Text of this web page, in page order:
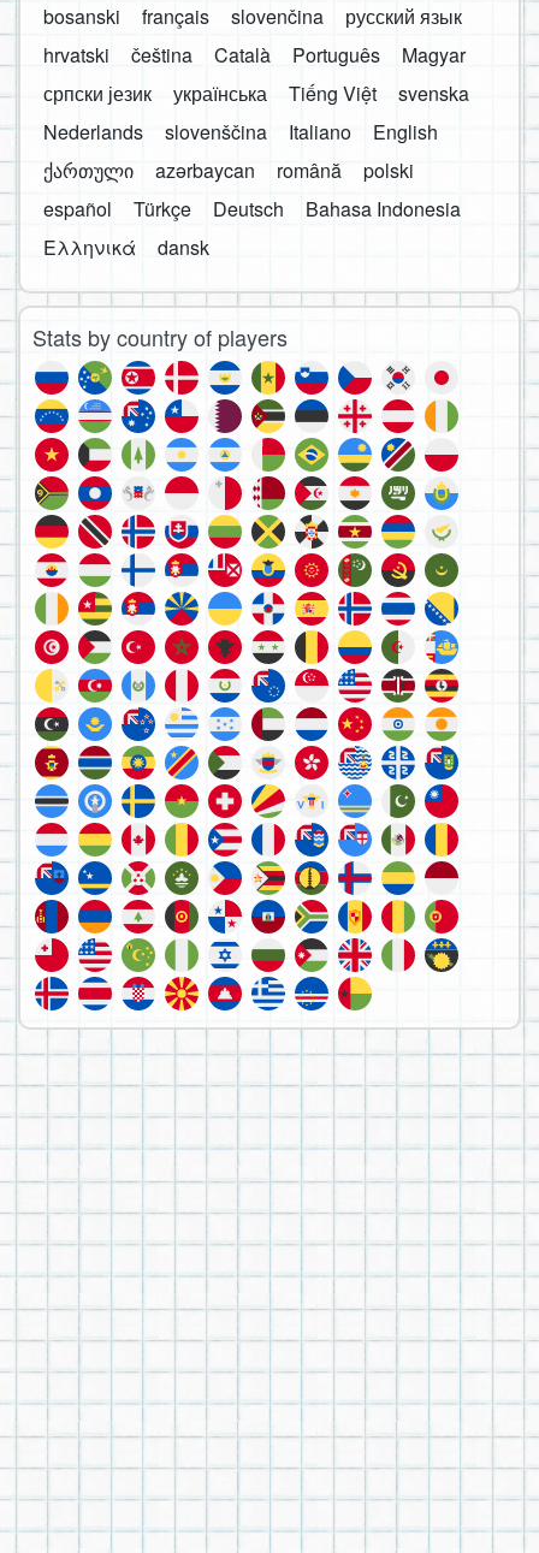
bosanski français slovenčina
русский язык
hrvatski
čeština Català Português
Magyar
српски језик
українська Tiếng Việt
svenska
Nederlands
slovenščina Italiano
English
ქართული
azərbaycan română
polski
español
Türkçe Deutsch
Bahasa Indonesia
Ελληνικά
dansk
Stats by country of players